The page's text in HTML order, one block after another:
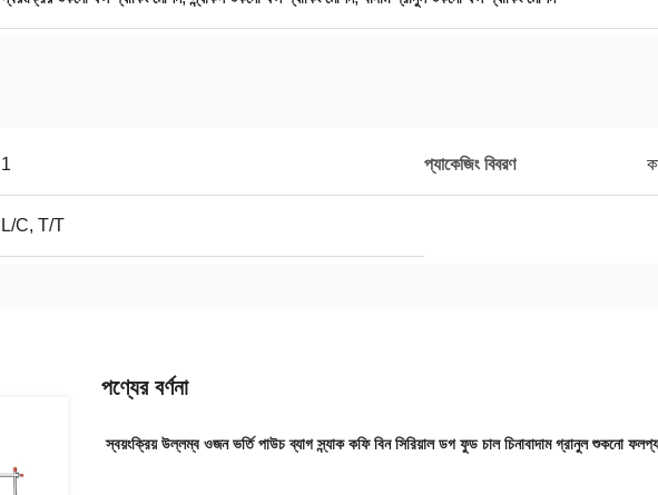
1 প্যাকেজিং বিবরণ
L/C, T/T
পণ্যের বর্ণনা
স্বয়ংক্রিয় উল্লম্ব ওজন ভর্তি পাউচ ব্যাগ স্ন্যাক কফি বিন সিরিয়াল ডগ ফুড চাল চিনাবাদাম গ্রানুল শুকনো ফল